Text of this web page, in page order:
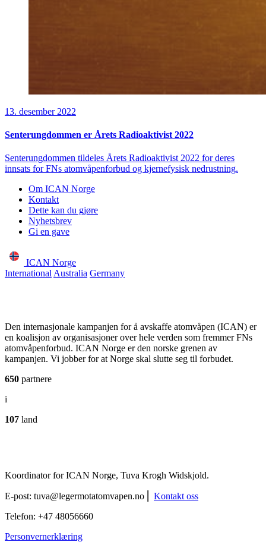
13. desember 2022
Senterungdommen er Årets Radioaktivist 2022
Senterungdommen tildeles Årets Radioaktivist 2022 for deres
innsats for FNs atomvåpenforbud og kjernefysisk nedrustning.
Om ICAN Norge
Kontakt
Dette kan du gjøre
Nyhetsbrev
Gi en gave
ICAN Norge
International Australia Germany
Den internasjonale kampanjen for å avskaffe atomvåpen (ICAN) er
en koalisjon av organisasjoner over hele verden som fremmer FNs
atomvåpenforbud. ICAN Norge er den norske grenen av
kampanjen. Vi jobber for at Norge skal slutte seg til forbudet.
650 partnere
i
107 land
Koordinator for ICAN Norge, Tuva Krogh Widskjold.
E-post: tuva@legermotatomvapen.no
Kontakt oss
Telefon: +47 48056660
Personvernerklæring